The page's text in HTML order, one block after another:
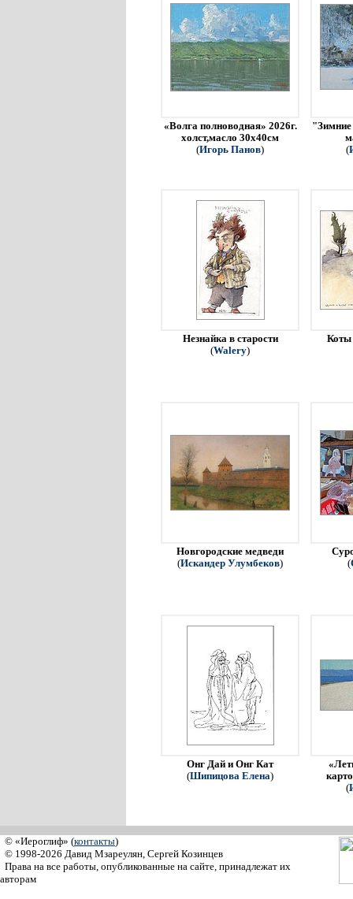
«Волга полноводная» 2026г.
холст,масло 30х40см
(Игорь Панов)
"Зимние
(
Незнайка в старости
(Walery)
Коты
Новгородские медведи
(Искандер Улумбеков)
(
Онг Дай и Онг Кат
(Шипицова Елена)
(
© «Иероглиф» (контакты)
© 1998-2026 Давид Мзареулян, Сергей Козинцев
Права на все работы, опубликованные на сайте, принадлежат их
авторам